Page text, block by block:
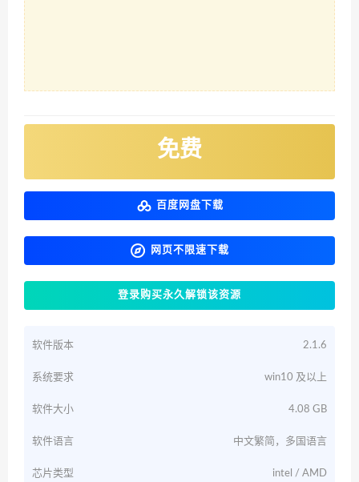
免费
百度网盘下载
网页不限速下载
登录购买永久解锁该资源
软件版本 2.1.6
系统要求 win10 及以上
软件大小 4.08 GB
软件语言 中文繁简，多国语言
芯片类型 intel / AMD